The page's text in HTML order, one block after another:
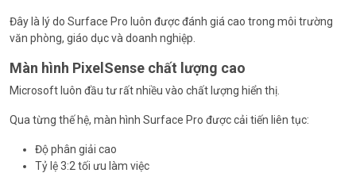
Đây là lý do Surface Pro luôn được đánh giá cao trong môi trường
văn phòng, giáo dục và doanh nghiệp.
Màn hình PixelSense chất lượng cao
Microsoft luôn đầu tư rất nhiều vào chất lượng hiển thị.
Qua từng thế hệ, màn hình Surface Pro được cải tiến liên tục:
Độ phân giải cao
Tỷ lệ 3:2 tối ưu làm việc